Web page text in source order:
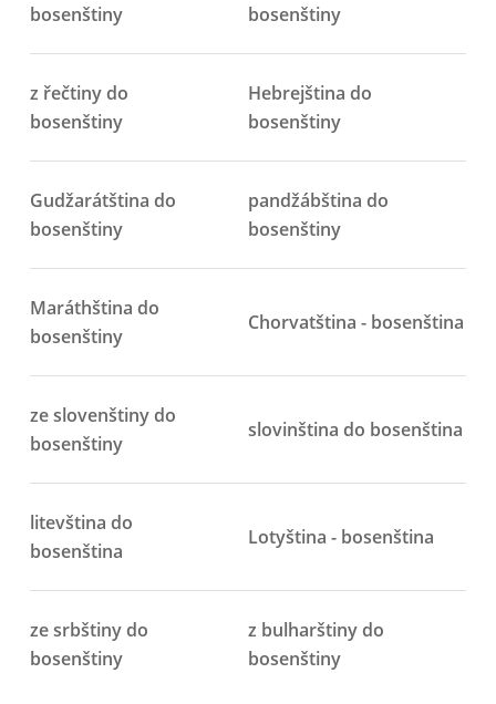
bosenštiny
bosenštiny
z řečtiny do
bosenštiny
Hebrejština do
bosenštiny
Gudžarátština do
bosenštiny
pandžábština do
bosenštiny
Maráthština do
bosenštiny
Chorvatština - bosenština
ze slovenštiny do
bosenštiny
slovinština do bosenština
litevština do
bosenština
Lotyština - bosenština
ze srbštiny do
bosenštiny
z bulharštiny do
bosenštiny